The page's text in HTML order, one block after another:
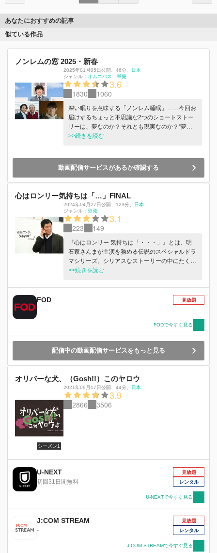
あなたにおすすめの記事
似ている作品
ノンレムの窓 2025・新春
2025年01月05日公開 46分
日本
ジャンル： オムニバス 単発
3.6
1830 1060
深い眠りを意味する「ノンレム睡眠」……今回お
届けするちょっと不思議な2つのショートストー
リーは、夢なのか？それとも現実なのか？“夢と
現実”“現実と非現実”その狭間を行き来する不思議
番組開始から3年、独創的な世界観とウイットに
富んだ笑いを織り交ぜ、珠玉のストーリーを生み
出すバカリズムワールド全開のオムニバスドラ
マ。これまで放送したショートドラマは17作品！
今回の第7弾も、至極の2作品をお届けする。
>>続きを読む
動画配信サービスがあるか確認する
心はロンリー気持ちは「…」FINAL
2024年04月27日公開 129分
日本
ジャンル： 単発
3.1
223 149
『心はロンリー 気持ちは「・・・」』とは、明
石家さんまが主演を務める伝説のスペシャルドラ
マシリーズ。シリアスなストーリーの中にたくさ
んのナンセンスな笑いを散りばめた異色のドラマ
本が制作された。 そして、前作から実に21年ぶ
りに復活を遂げるのが最新第12作『心はロンリー
気持ちは「・・・」FINAL』。今回描かれるの
人間ドラマ。定年を間近に控え“最後の事件”に立
ち向かう刑事と、その家族の物語が情感豊かにつ
警察署・刑事課2係の刑事。家庭を顧みず仕事優
先で生きてきた轟木は、その頑固な性格があだと
は、定年退職までに最後の手柄を上げようと、と
ある組織的犯罪集団について捜査を続けている。
ある日、2係にオレオレ詐欺の通報が入る。轟木
は、部下の郁也（味方良介）、由真（松本薫）、
の女性を怒らせてしまう。その女性は轟木の一人
娘・和来（川口春奈）だった。
>>続きを読む
FOD 見放題
FODで今すぐ見る
配信中の動画配信サービスをもっと見る
オリバーな犬、（Gosh!!）このヤロウ
シーズン1
2021年09月17日公開 44分 日本
3.9
2866 3506
U-NEXT
初回31日間無料
見放題
レンタル
U-NEXTで今すぐ見る
J:COM STREAM
-
見放題
レンタル
J:COM STREAMで今すぐ見る